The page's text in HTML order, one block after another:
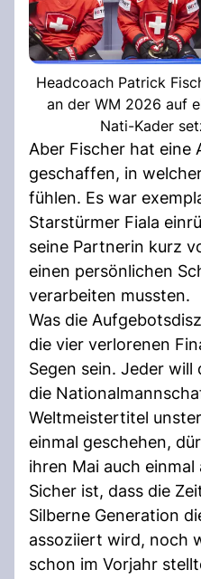
Headcoach Patrick
an der WM 2026 auf
Nati-Kader
Aber Fischer hat eine
geschaffen, in
fühlen. Es war
Starstürmer Fiala
seine Partnerin kurz
einen persönlichen
verarbeiten mussten.
Was die
die vier verlorenen
Segen sein. Jeder will
die
Weltmeistertitel
einmal geschehen,
ihren Mai auch
Sicher ist, dass die
Silberne Generation
assoziiert wird, noch
schon im Vorjahr